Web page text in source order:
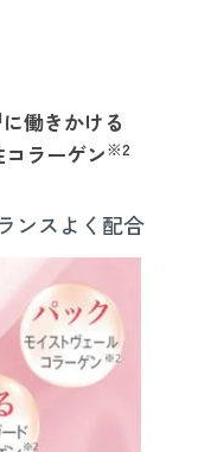
に働きかける
ラーゲン※2
ンスよく配合